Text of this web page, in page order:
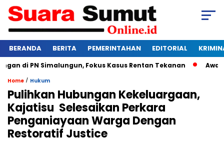
BERANDA BERITA PEMERINTAHAN EDITORIAL
PN Simalungun, Fokus Kasus Rentan Tekanan Awas
Home / Hukum
Pulihkan Hubungan Kekeluargaan,
Kajatisu Selesaikan Perkara
Penganiayaan Warga Dengan
Restoratif Justice